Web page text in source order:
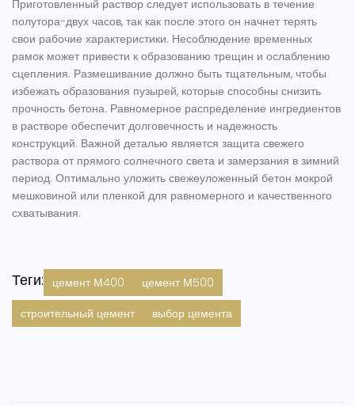
Приготовленный раствор следует использовать в течение
полутора-двух часов, так как после этого он начнет терять
свои рабочие характеристики. Несоблюдение временных
рамок может привести к образованию трещин и ослаблению
сцепления. Размешивание должно быть тщательным, чтобы
избежать образования пузырей, которые способны снизить
прочность бетона. Равномерное распределение ингредиентов
в растворе обеспечит долговечность и надежность
конструкций. Важной деталью является защита свежего
раствора от прямого солнечного света и замерзания в зимний
период. Оптимально уложить свежеуложенный бетон мокрой
мешковиной или пленкой для равномерного и качественного
схватывания.
Теги: цемент М400
цемент М500
строительный цемент
выбор цемента